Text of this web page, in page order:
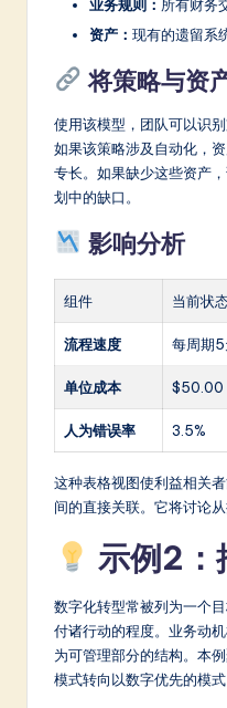
业务规则： 所有财务
资产： 现有的遗留系
将策略与资
使用该模型，团队可以识
如果该策略涉及自动化，
专长。如果缺少这些资产
划中的缺口。
影响分析
组件 当前状
流程速度 每周期5
单位成本 $50.00
人为错误率 3.5%
这种表格视图使利益相关
间的直接关联。它将讨论
示例2：
数字化转型常被列为一个
付诸行动的程度。业务动
为可管理部分的结构。本
模式转向以数字优先的模式